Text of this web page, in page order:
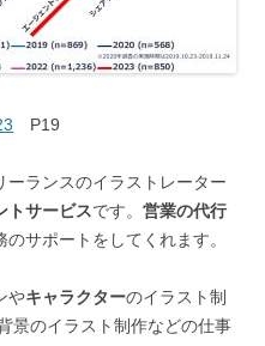
P19
ーランスのイラストレーター
トサービスです。 営業の代行
サポートをしてくれます。
やキャラクターのイラスト制
景のイラスト制作などの仕事